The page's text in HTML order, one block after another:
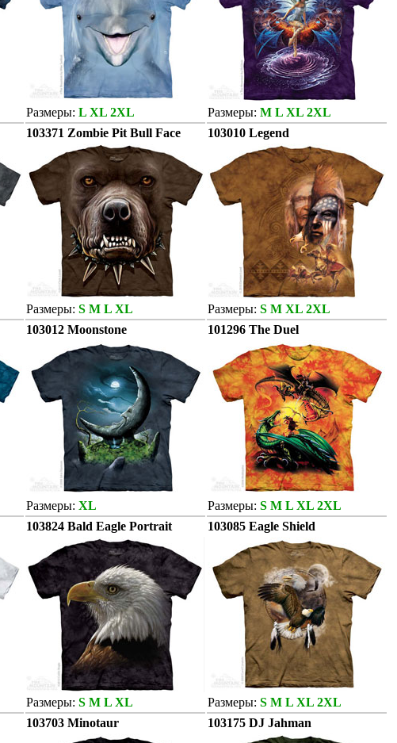
Размеры: L XL 2XL Размеры: M L XL 2XL
103371 Zombie Pit Bull Face 103010 Legend
Размеры: S M L XL Размеры: S M XL 2XL
103012 Moonstone 101296 The Duel
Размеры: XL Размеры: S M L XL 2XL
103824 Bald Eagle Portrait 103085 Eagle Shield
Размеры: S M L XL Размеры: S M L XL 2XL
103703 Minotaur 103175 DJ Jahman